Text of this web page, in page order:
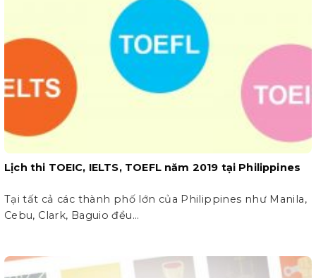
Lịch thi TOEIC, IELTS, TOEFL năm 2019 tại Philippines
Tại tất cả các thành phố lớn của Philippines như Manila,
Cebu, Clark, Baguio đều...